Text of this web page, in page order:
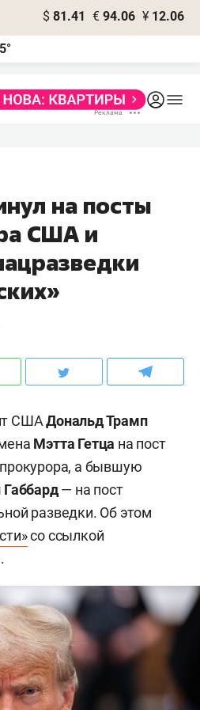
$ 81.41 € 94.06 ¥ 12.06
на посты
США и
СШАДональд Трамп
Мэтта Гетца на пост
а бывшую
Габбард— на пост
разведки. Об этом
со ссылкой